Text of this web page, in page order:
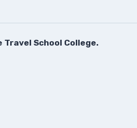
School College.